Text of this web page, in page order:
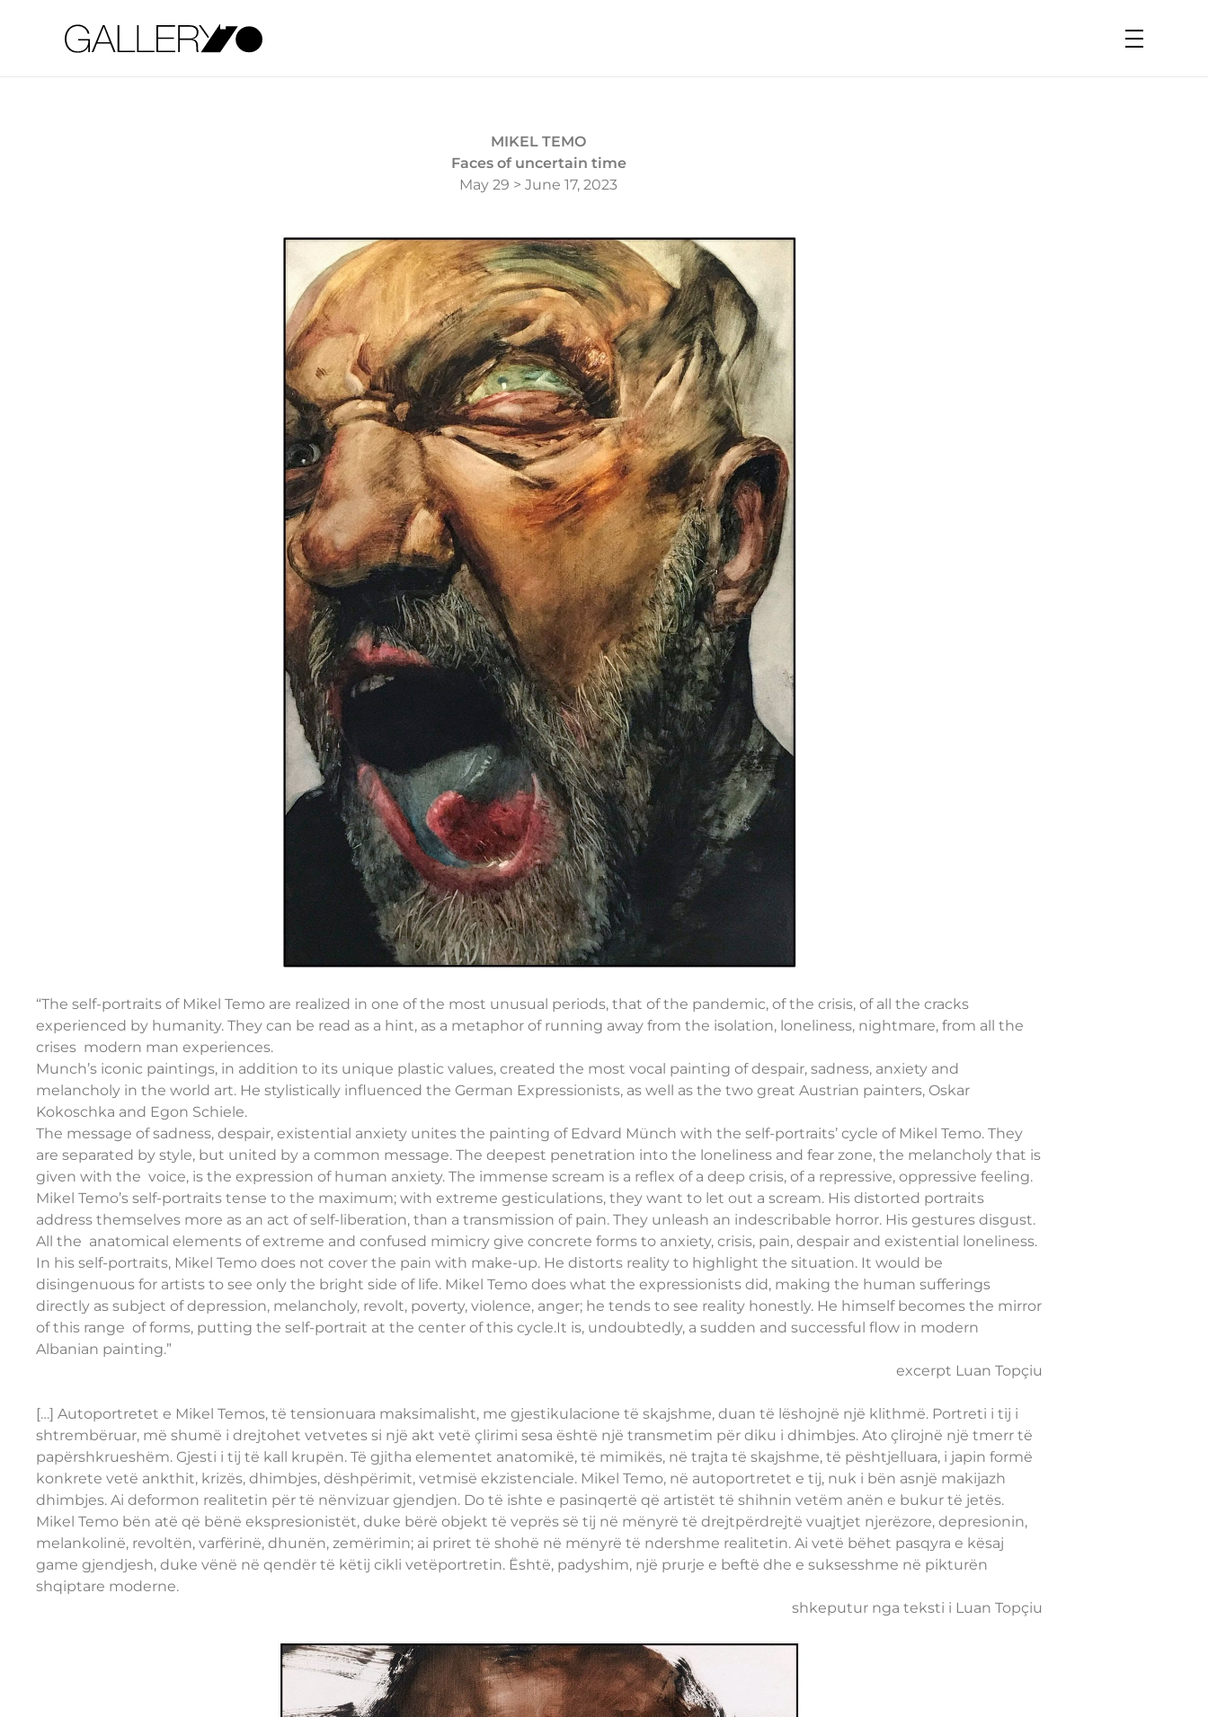
MIKEL TEMO
Faces of uncertain time
May 29 > June 17, 2023
“The self-portraits of Mikel Temo are realized in one of the most unusual periods, that of the pandemic, of the crisis, of all the cracks
experienced by humanity. They can be read as a hint, as a metaphor of running away from the isolation, loneliness, nightmare, from all the
crises modern man experiences.
Munch’s iconic paintings, in addition to its unique plastic values, created the most vocal painting of despair, sadness, anxiety and
melancholy in the world art. He stylistically influenced the German Expressionists, as well as the two great Austrian painters, Oskar
Kokoschka and Egon Schiele.
The message of sadness, despair, existential anxiety unites the painting of Edvard Münch with the self-portraits’ cycle of Mikel Temo. They
are separated by style, but united by a common message. The deepest penetration into the loneliness and fear zone, the melancholy that is
given with the voice, is the expression of human anxiety. The immense scream is a reflex of a deep crisis, of a repressive, oppressive feeling.
Mikel Temo’s self-portraits tense to the maximum; with extreme gesticulations, they want to let out a scream. His distorted portraits
address themselves more as an act of self-liberation, than a transmission of pain. They unleash an indescribable horror. His gestures disgust.
All the anatomical elements of extreme and confused mimicry give concrete forms to anxiety, crisis, pain, despair and existential loneliness.
In his self-portraits, Mikel Temo does not cover the pain with make-up. He distorts reality to highlight the situation. It would be
disingenuous for artists to see only the bright side of life. Mikel Temo does what the expressionists did, making the human sufferings
directly as subject of depression, melancholy, revolt, poverty, violence, anger; he tends to see reality honestly. He himself becomes the mirror
of this range of forms, putting the self-portrait at the center of this cycle.It is, undoubtedly, a sudden and successful flow in modern
Albanian painting.”
excerpt Luan Topçiu
[…] Autoportretet e Mikel Temos, të tensionuara maksimalisht, me gjestikulacione të skajshme, duan të lëshojnë një klithmë. Portreti i tij i
shtrembëruar, më shumë i drejtohet vetvetes si një akt vetë çlirimi sesa është një transmetim për diku i dhimbjes. Ato çlirojnë një tmerr të
papërshkrueshëm. Gjesti i tij të kall krupën. Të gjitha elementet anatomikë, të mimikës, në trajta të skajshme, të pështjelluara, i japin formë
konkrete vetë ankthit, krizës, dhimbjes, dëshpërimit, vetmisë ekzistenciale. Mikel Temo, në autoportretet e tij, nuk i bën asnjë makijazh
dhimbjes. Ai deformon realitetin për të nënvizuar gjendjen. Do të ishte e pasinqertë që artistët të shihnin vetëm anën e bukur të jetës.
Mikel Temo bën atë që bënë ekspresionistët, duke bërë objekt të veprës së tij në mënyrë të drejtpërdrejtë vuajtjet njerëzore, depresionin,
melankolinë, revoltën, varfërinë, dhunën, zemërimin; ai priret të shohë në mënyrë të ndershme realitetin. Ai vetë bëhet pasqyra e kësaj
game gjendjesh, duke vënë në qendër të këtij cikli vetëportretin. Është, padyshim, një prurje e beftë dhe e suksesshme në pikturën
shqiptare moderne.
shkeputur nga teksti i Luan Topçiu